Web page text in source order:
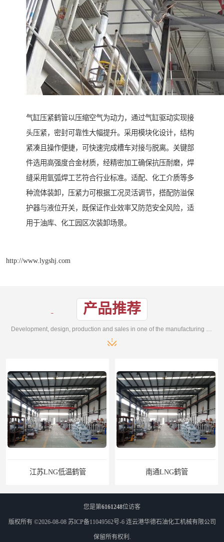
气缸压紧鹤管以压缩空气为动力，通过气缸驱动实现接
头压紧，密封可靠性大幅提升。采用模块化设计，结构
紧凑且操作便捷，可快速完成槽车对接与脱离。关键部
件选用高强度合金材质，经精密加工确保抗压耐磨，焊
缝采用氩弧焊工艺符合行业标准。适配、化工介质等多
种流体装卸，压紧力可根据工况灵活调节，搭配防溢保
护器与液位开关，既保证作业效率又防范安全风险，适
用于油库、化工园区次装卸场景。
http://www.lygshj.com
产品推荐
南通LNG鹤管
您是第6161248位访客
版权所有 ©2026-08-08 苏ICP备11049562号-6 连云港华德石油化工机械有限公司
保留所有权利.